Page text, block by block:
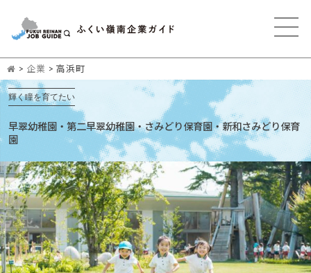
> 企業 > 高浜町
輝く瞳を育てたい
早翠幼稚園・第二早翠幼稚園・さみどり保育園・新和さみどり保育
園